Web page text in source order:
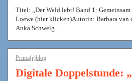
Titel: „Der Wald lebt! Band 1: Gemeinsam
Loewe (hier klicken)Autorin: Barbara van
Anka Schwelg...
Prima(r)blog
Digitale Doppelstunde: